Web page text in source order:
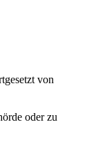
von
oder zu